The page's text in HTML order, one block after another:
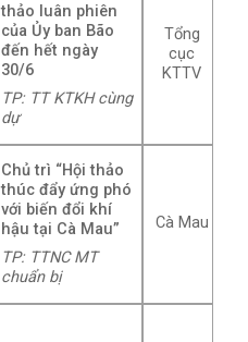
thảo luân phiên
của Ủy ban Bão
đến hết ngày
30/6
TP: TT KTKH cùng
dự
Tổng
cục
KTTV
Chủ trì “Hội thảo
thúc đẩy ứng phó
với biến đổi khí
hậu tại Cà Mau”
TP: TTNC MT
chuẩn bị
Cà Mau